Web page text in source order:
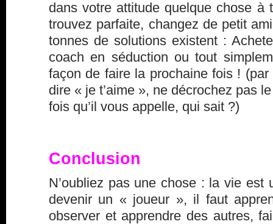
dans votre attitude quelque chose
trouvez parfaite, changez de petit
tonnes de solutions existent :
coach en séduction ou tout
façon de faire la prochaine fois !
dire « je t’aime », ne décrochez pas
fois qu’il vous appelle, qui sait ?)
Conclusion
N’oubliez pas une chose : la vie est
devenir un « joueur », il faut
observer et apprendre des autres,